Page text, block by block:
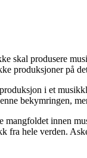
produsere
produksjoner på
i et
bekymringen,
innen
hele verden.